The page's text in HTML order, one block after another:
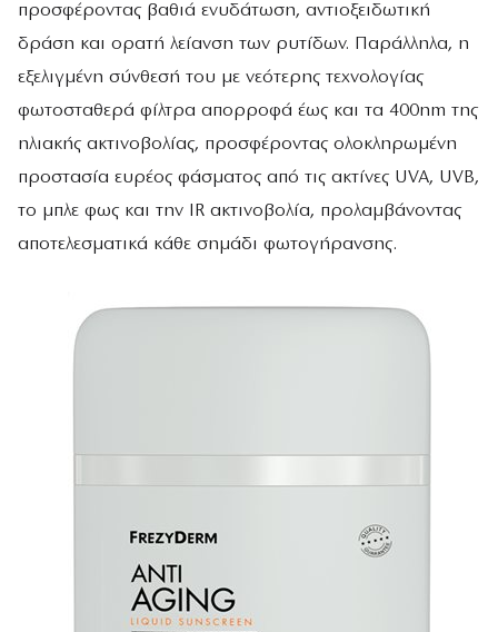
προσφέροντας βαθιά ενυδάτωση, αντιοξειδωτική
δράση και ορατή λείανση των ρυτίδων. Παράλληλα, η
εξελιγμένη σύνθεσή του με νεότερης τεχνολογίας
φωτοσταθερά φίλτρα απορροφά έως και τα 400nm της
ηλιακής ακτινοβολίας, προσφέροντας ολοκληρωμένη
προστασία ευρέος φάσματος από τις ακτίνες UVA, UVB,
το μπλε φως και την IR ακτινοβολία, προλαμβάνοντας
αποτελεσματικά κάθε σημάδι φωτογήρανσης.